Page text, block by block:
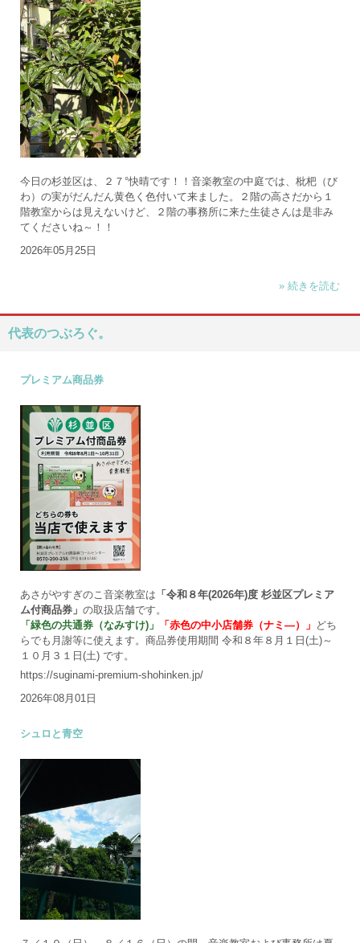
今日の杉並区は、２７°快晴です！！音楽教室の中庭では、枇杷（び
わ）の実がだんだん黄色く色付いて来ました。２階の高さだから１
階教室からは見えないけど、２階の事務所に来た生徒さんは是非み
てくださいね～！！
2026年05月25日
» 続きを読む
代表のつぶろぐ。
プレミアム商品券
あさがやすぎのこ音楽教室は 「令和８年(2026年)度 杉並区プレミア
ム付商品券」 の取扱店舗です。
「緑色の共通券（なみすけ)」
「赤色の中小店舗券（ナミ―）」 どち
らでも月謝等に使えます。商品券使用期間 令和８年８月１日(土)～
１０月３１日(土) です。
https://suginami-premium-shohinken.jp/
2026年08月01日
シュロと青空